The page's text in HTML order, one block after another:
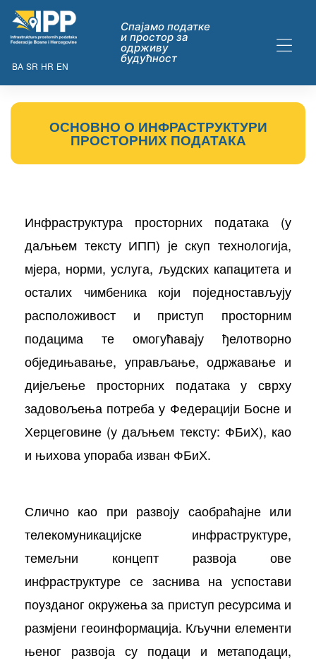
BA SR HR EN
Спајамо податке
и простор за
одрживу
будућност
ОСНОВНО О ИНФРАСТРУКТУРИ
ПРОСТОРНИХ ПОДАТАКА
Инфраструктура просторних података (у
даљњем тексту ИПП) је скуп технологија,
мјера, норми, услуга, људских капацитета и
осталих чимбеника који поједностављују
расположивост и приступ просторним
подацима те омогућавају ђелотворно
обједињавање, управљање, одржавање и
дијељење просторних података у сврху
задовољења потреба у Федерацији Босне и
Херцеговине (у даљњем тексту: ФБиХ), као
и њихова упораба изван ФБиХ.
Слично као при развоју саобраћајне или
телекомуникацијске инфраструктуре,
темељни концепт развоја ове
инфраструктуре се заснива на успостави
поузданог окружења за приступ ресурсима и
размјени геоинформација. Кључни елементи
њеног развоја су подаци и метаподаци,
опћих